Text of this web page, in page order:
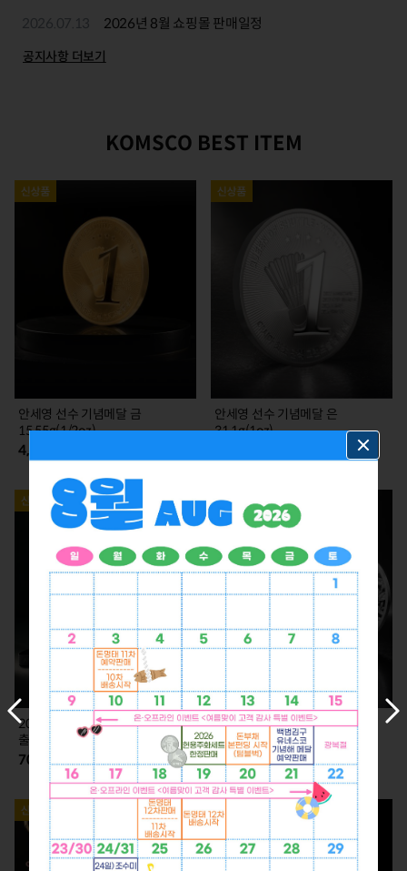
2026.07.13 2026년 8월 쇼핑몰 판매일정
공지사항 더보기
KOMSCO BEST ITEM
안세영 선수 기념메달 금
15.55g(1/2oz)
4,785,000
안세영 선수 기념메달 은
31.1g(1oz)
2026 KLPGA 카드형 실버 (7.2.
출고)
70,000
2026 KLPGA 기념 은메달 (7.2.
출고)
350,000
이
전
슬
이
드
다
이